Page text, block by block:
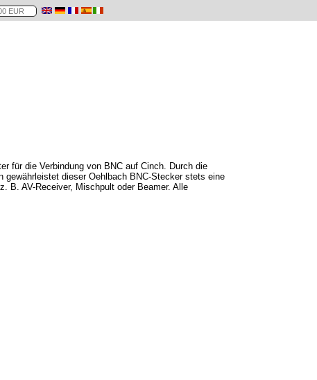
für die Verbindung von BNC auf Cinch. Durch die
gewährleistet dieser Oehlbach BNC-Stecker stets eine
B. AV-Receiver, Mischpult oder Beamer. Alle